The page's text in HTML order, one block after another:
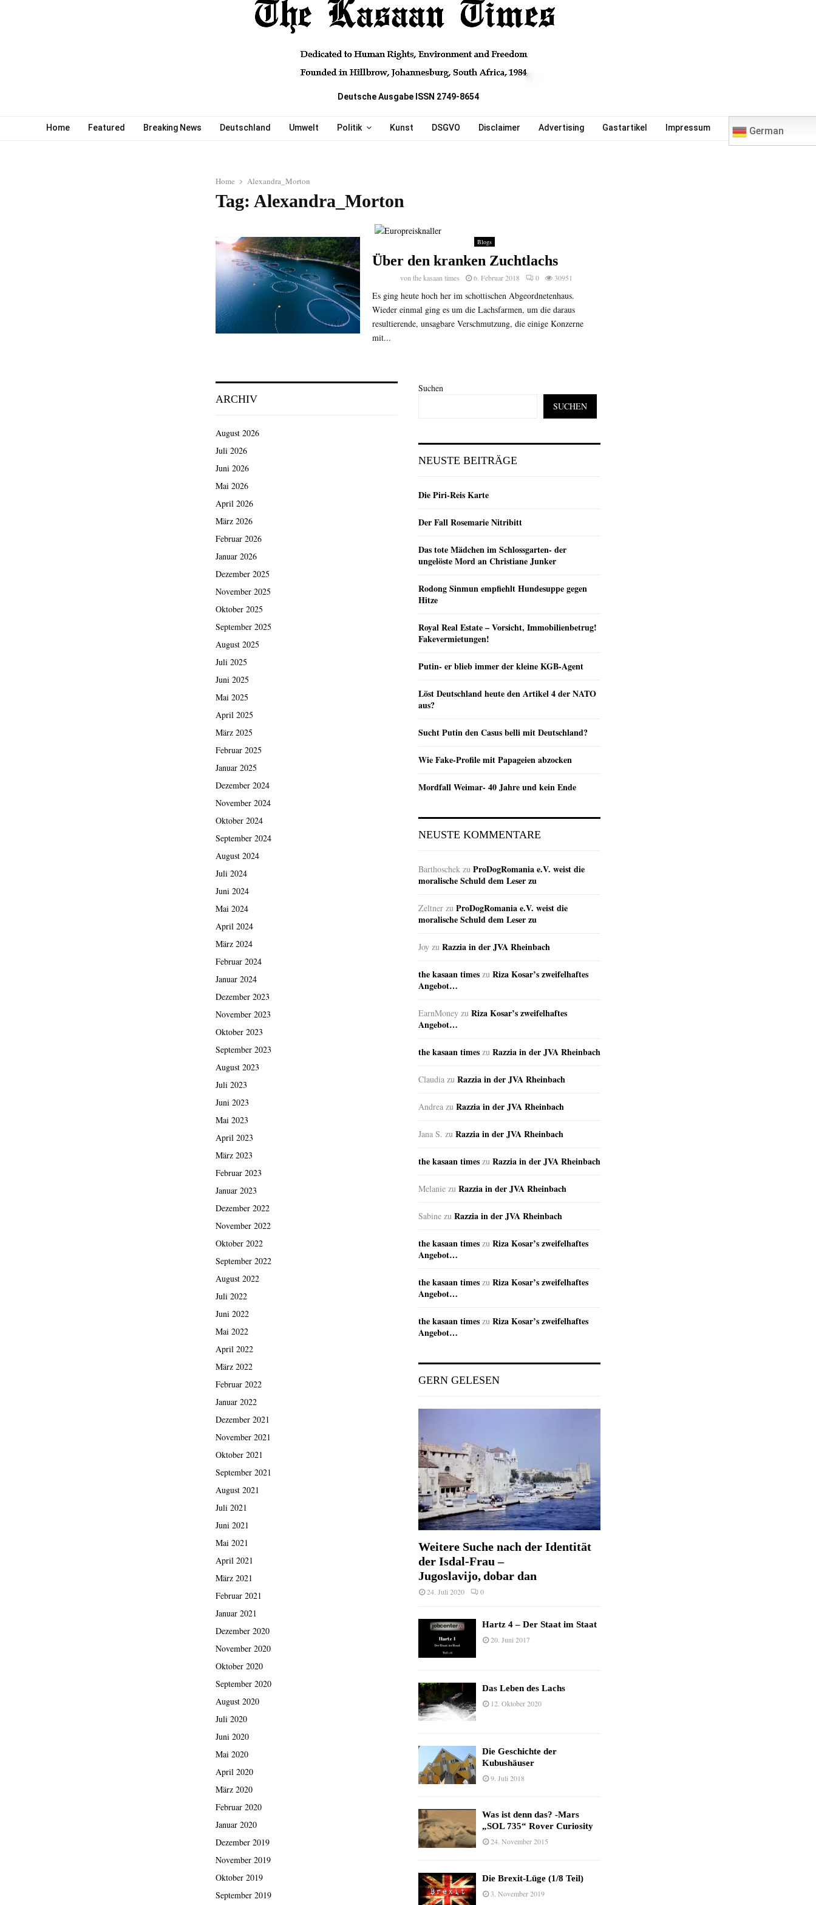
Deutsche Ausgabe ISSN 2749-8654
Home Featured Breaking News Deutschland Umwelt Politik Kunst DSGVO Disclaimer Advertising Gastartikel Impressum German
Home Alexandra_Morton
Tag: Alexandra_Morton
Blogs
Über den kranken Zuchtlachs
vonthe kasaan times 6. Februar 2018 0 30951
Es ging heute hoch her im schottischen Abgeordnetenhaus.
Wieder einmal ging es um die Lachsfarmen, um die daraus
resultierende, unsagbare Verschmutzung, die einige Konzerne
mit...
ARCHIV
August 2026
Juli 2026
Juni 2026
Mai 2026
April 2026
März 2026
Februar 2026
Januar 2026
Dezember 2025
November 2025
Oktober 2025
September 2025
August 2025
Juli 2025
Juni 2025
Mai 2025
April 2025
März 2025
Februar 2025
Januar 2025
Dezember 2024
November 2024
Oktober 2024
September 2024
August 2024
Juli 2024
Juni 2024
Mai 2024
April 2024
März 2024
Februar 2024
Januar 2024
Dezember 2023
November 2023
Oktober 2023
September 2023
August 2023
Juli 2023
Juni 2023
Mai 2023
April 2023
März 2023
Februar 2023
Januar 2023
Dezember 2022
November 2022
Oktober 2022
September 2022
August 2022
Juli 2022
Juni 2022
Mai 2022
April 2022
März 2022
Februar 2022
Januar 2022
Dezember 2021
November 2021
Oktober 2021
September 2021
August 2021
Juli 2021
Juni 2021
Mai 2021
April 2021
März 2021
Februar 2021
Januar 2021
Dezember 2020
November 2020
Oktober 2020
September 2020
August 2020
Juli 2020
Juni 2020
Mai 2020
April 2020
März 2020
Februar 2020
Januar 2020
Dezember 2019
November 2019
Oktober 2019
September 2019
Suchen
SUCHEN
NEUSTE BEITRÄGE
Die Piri-Reis Karte
Der Fall Rosemarie Nitribitt
Das tote Mädchen im Schlossgarten- der
ungelöste Mord an Christiane Junker
Rodong Sinmun empfiehlt Hundesuppe gegen
Hitze
Royal Real Estate – Vorsicht, Immobilienbetrug!
Fakevermietungen!
Putin- er blieb immer der kleine KGB-Agent
Löst Deutschland heute den Artikel 4 der NATO
aus?
Sucht Putin den Casus belli mit Deutschland?
Wie Fake-Profile mit Papageien abzocken
Mordfall Weimar- 40 Jahre und kein Ende
NEUSTE KOMMENTARE
Barthoschek zu ProDogRomania e.V. weist die
moralische Schuld dem Leser zu
Zeltner zu ProDogRomania e.V. weist die
moralische Schuld dem Leser zu
Joy zu Razzia in der JVA Rheinbach
the kasaan times zu Riza Kosar’s zweifelhaftes
Angebot…
EarnMoney zu Riza Kosar’s zweifelhaftes
Angebot…
the kasaan times zu Razzia in der JVA Rheinbach
Claudia zu Razzia in der JVA Rheinbach
Andrea zu Razzia in der JVA Rheinbach
Jana S. zu Razzia in der JVA Rheinbach
the kasaan times zu Razzia in der JVA Rheinbach
Melanie zu Razzia in der JVA Rheinbach
Sabine zu Razzia in der JVA Rheinbach
the kasaan times zu Riza Kosar’s zweifelhaftes
Angebot…
the kasaan times zu Riza Kosar’s zweifelhaftes
Angebot…
the kasaan times zu Riza Kosar’s zweifelhaftes
Angebot…
GERN GELESEN
Weitere Suche nach der Identität
der Isdal-Frau –
Jugoslavijo, dobar dan
24. Juli 2020 0
Hartz 4 – Der Staat im Staat
20. Juni 2017
Das Leben des Lachs
12. Oktober 2020
Die Geschichte der
Kubushäuser
9. Juli 2018
Was ist denn das? -Mars
„SOL 735“ Rover Curiosity
24. November 2015
Die Brexit-Lüge (1/8 Teil)
3. November 2019